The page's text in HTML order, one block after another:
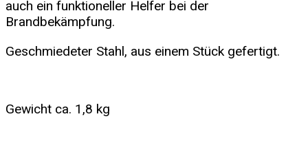
auch ein funktioneller Helfer bei der
Brandbekämpfung.
Geschmiedeter Stahl, aus einem Stück gefertigt.
Gewicht ca. 1,8 kg